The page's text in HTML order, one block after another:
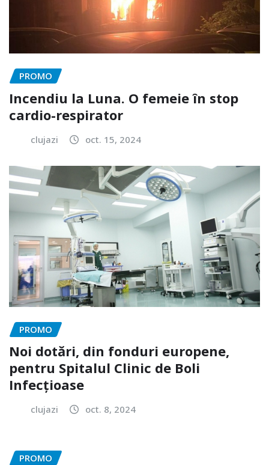
PROMO
Incendiu la Luna. O femeie în stop
cardio-respirator
clujazi oct. 15, 2024
PROMO
Noi dotări, din fonduri europene,
pentru Spitalul Clinic de Boli
Infecțioase
clujazi oct. 8, 2024
PROMO